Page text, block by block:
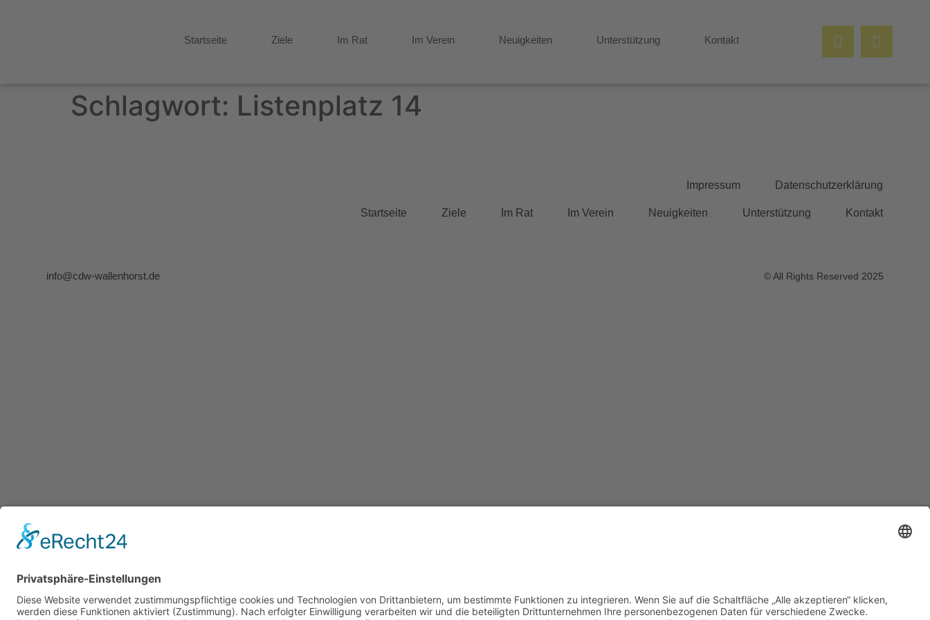
Startseite Ziele Im Rat Im Verein Neuigkeiten Unterstützung Kontakt
Schlagwort: Listenplatz 14
Impressum Datenschutzerklärung
Startseite Ziele Im Rat Im Verein Neuigkeiten Unterstützung Kontakt
info@cdw-wallenhorst.de © All Rights Reserved 2025